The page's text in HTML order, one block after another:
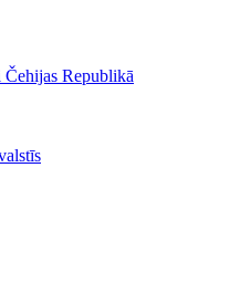
Čehijas Republikā